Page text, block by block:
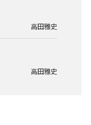
高田雅史
高田雅史